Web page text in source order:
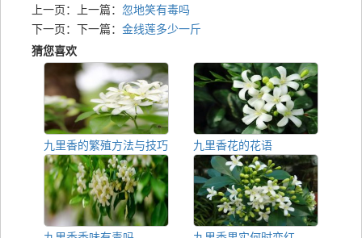
上一页：上一篇： 忽地笑有毒吗
下一页：下一篇： 金线莲多少一斤
猜您喜欢
九里香的繁殖方法与技巧 九里香花的花语